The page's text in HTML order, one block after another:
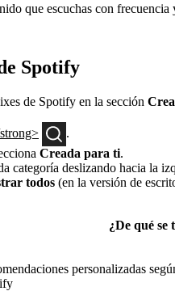
que escuchas con frecuencia
Spotify
de Spotify en la sección
Creada para ti.
categoría deslizando hacia la
todos (en la versión de
¿De qué se
personalizadas